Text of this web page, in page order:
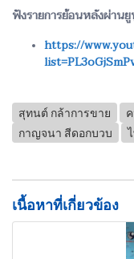
ฟังรายการย้อนหลังผ่าน
https://
สุทนต์ กล้าการขาย
กาญจนา สีดอกบวบ
เนื้อหาที่เกี่ยวข้อง